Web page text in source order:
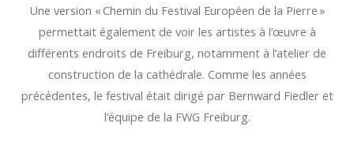
Une version « Chemin du Festival Européen de la Pierre »
permettait également de voir les artistes à l’œuvre à
différents endroits de Freiburg, notamment à l’atelier de
construction de la cathédrale. Comme les années
précédentes, le festival était dirigé par Bernward Fiedler et
l’équipe de la FWG Freiburg.